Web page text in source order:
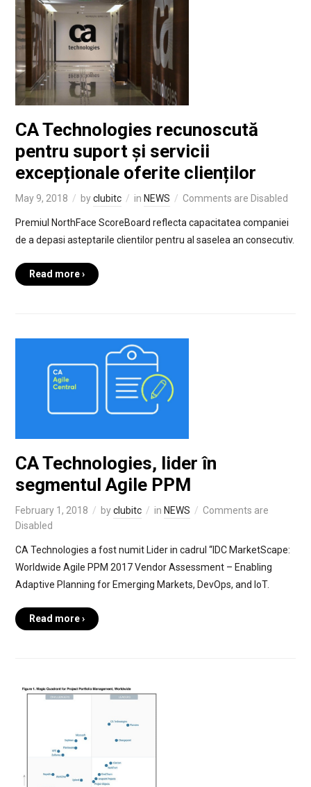
CA Technologies recunoscută
pentru suport și servicii
excepționale oferite clienților
May 9, 2018 byclubitc in NEWS Comments are Disabled
Premiul NorthFace ScoreBoard reflecta capacitatea companiei
de a depasi asteptarile clientilor pentru al saselea an consecutiv.
Read more ›
CA Technologies, lider în
segmentul Agile PPM
February 1, 2018 byclubitc in NEWS
Comments are
Disabled
CA Technologies a fost numit Lider in cadrul “IDC MarketScape:
Worldwide Agile PPM 2017 Vendor Assessment – Enabling
Adaptive Planning for Emerging Markets, DevOps, and IoT.
Read more ›